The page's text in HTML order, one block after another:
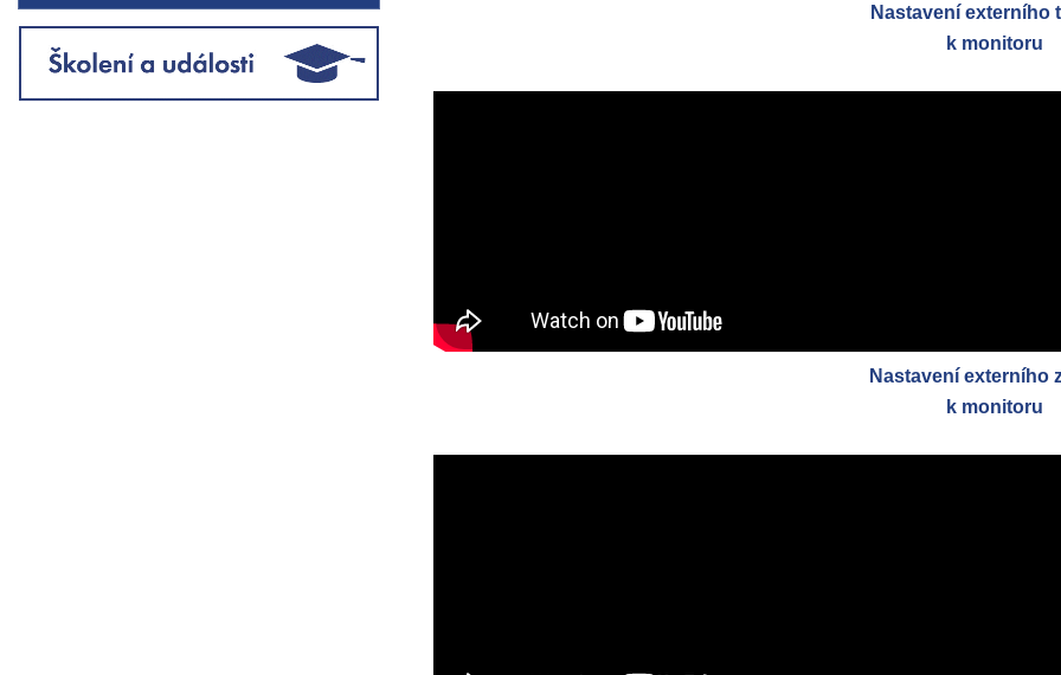
Nastavení externího
k monitoru
Nastavení externího
k monitoru